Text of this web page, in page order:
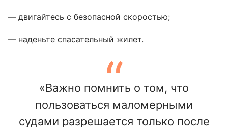
— двигайтесь с безопасной скоростью;
— наденьте спасательный жилет.
«Важно помнить о том, что
пользоваться маломерными
судами разрешается только после